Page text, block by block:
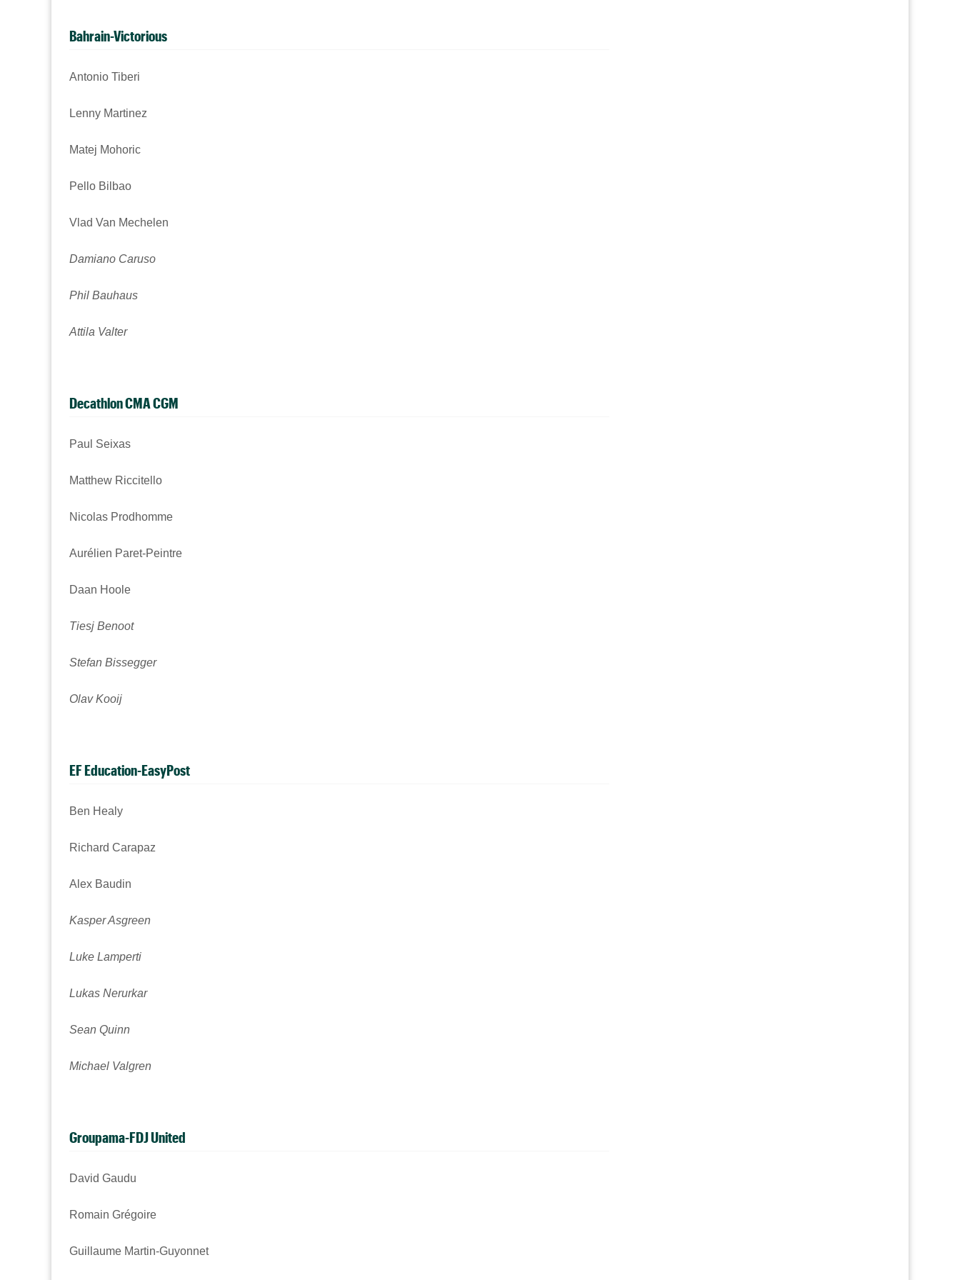
Bahrain-Victorious
Antonio Tiberi
Lenny Martinez
Matej Mohoric
Pello Bilbao
Vlad Van Mechelen
Damiano Caruso
Phil Bauhaus
Attila Valter
Decathlon CMA CGM
Paul Seixas
Matthew Riccitello
Nicolas Prodhomme
Aurélien Paret-Peintre
Daan Hoole
Tiesj Benoot
Stefan Bissegger
Olav Kooij
EF Education-EasyPost
Ben Healy
Richard Carapaz
Alex Baudin
Kasper Asgreen
Luke Lamperti
Lukas Nerurkar
Sean Quinn
Michael Valgren
Groupama-FDJ United
David Gaudu
Romain Grégoire
Guillaume Martin-Guyonnet